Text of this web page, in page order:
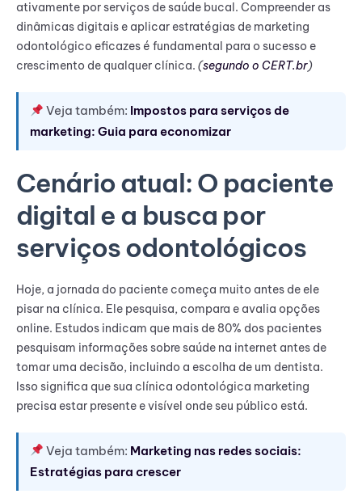
ativamente por serviços de saúde bucal. Compreender as
dinâmicas digitais e aplicar estratégias de marketing
odontológico eficazes é fundamental para o sucesso e
crescimento de qualquer clínica. (segundo o CERT.br)
Veja também: Impostos para serviços de
marketing: Guia para economizar
Cenário atual: O paciente
digital e a busca por
serviços odontológicos
Hoje, a jornada do paciente começa muito antes de ele
pisar na clínica. Ele pesquisa, compara e avalia opções
online. Estudos indicam que mais de 80% dos pacientes
pesquisam informações sobre saúde na internet antes de
tomar uma decisão, incluindo a escolha de um dentista.
Isso significa que sua clínica odontológica marketing
precisa estar presente e visível onde seu público está.
Veja também: Marketing nas redes sociais:
Estratégias para crescer